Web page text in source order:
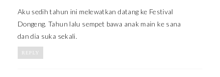
Aku sedih tahun ini melewatkan datang ke Festival
Dongeng. Tahun lalu sempet bawa anak main ke sana
dan dia suka sekali.
REPLY